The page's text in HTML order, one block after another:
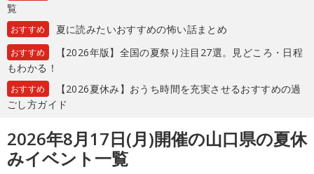
覧
おすすめ 夏に読みたいおすすめの怖い話まとめ
おすすめ
【2026年版】全国の夏祭り注目27選。見どころ・日程
もわかる！
おすすめ
【2026夏休み】おうち時間を充実させるおすすめの過
ごし方ガイド
2026年8月17日(月)開催の山口県の夏休
みイベント一覧